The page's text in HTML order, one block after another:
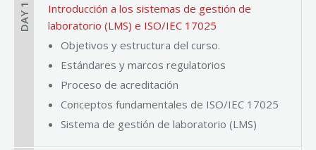
DAY 1
Introducción a los sistemas de gestión de
laboratorio (LMS) e ISO/IEC 17025
Objetivos y estructura del curso.
Estándares y marcos regulatorios
Proceso de acreditación
Conceptos fundamentales de ISO/IEC 17025
Sistema de gestión de laboratorio (LMS)